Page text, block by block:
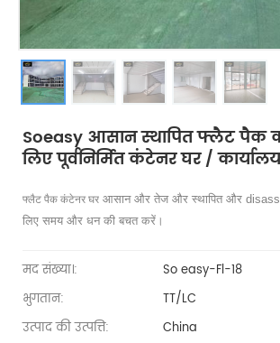
Soeasy आसान स्थापित फ्लैट पैक
लिए पूर्वनिर्मित कंटेनर घर /
फ्लैट पैक कंटेनर घर आसान और तेज और स्थापित और
लिए समय और धन की बचत करें।
मद संख्या।:
So easy-Fl-18
भुगतान:
TT/LC
उत्पाद की उत्पत्ति:
China